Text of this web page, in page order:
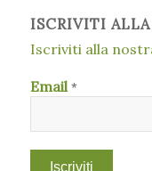
ISCRIVITI
Iscriviti alla
Email *